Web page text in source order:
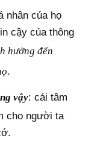
nhân của họ
cậy của thông
hưởng đến
.
vậy: cái tâm
cho người ta